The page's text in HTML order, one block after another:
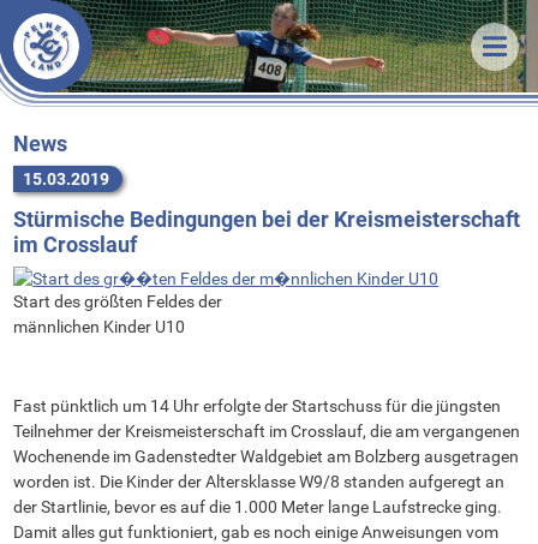
Veranstaltungen
Termine & Ergebnisse
Organisatorisches
News
Training
Sportstätten
Athleten
Stammvereine
Bekleidung
Unsere Arbeit
Mitgliedschaft
Sponsoren
Statistik
Bestenlisten
Rekorde
Links
Kontakt
Anfahrt
News
15.03.2019
Stürmische Bedingungen bei der Kreismeisterschaft
im Crosslauf
Start des größten Feldes der
männlichen Kinder U10
Fast pünktlich um 14 Uhr erfolgte der Startschuss für die jüngsten
Teilnehmer der Kreismeisterschaft im Crosslauf, die am vergangenen
Wochenende im Gadenstedter Waldgebiet am Bolzberg ausgetragen
worden ist. Die Kinder der Altersklasse W9/8 standen aufgeregt an
der Startlinie, bevor es auf die 1.000 Meter lange Laufstrecke ging.
Damit alles gut funktioniert, gab es noch einige Anweisungen vom